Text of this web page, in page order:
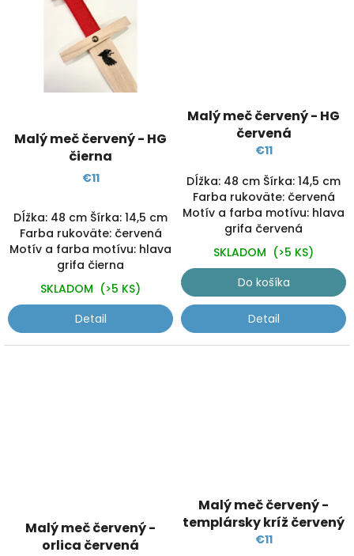
Malý meč červený - HG
čierna
€11
Dĺžka: 48 cm Šírka: 14,5 cm
Farba rukoväte: červená
Motív a farba motívu: hlava
grifa čierna
SKLADOM (>5 KS)
Detail
Malý meč červený - HG
červená
€11
Dĺžka: 48 cm Šírka: 14,5 cm
Farba rukoväte: červená
Motív a farba motívu: hlava
grifa červená
SKLADOM (>5 KS)
Do košíka
Detail
Malý meč červený -
orlica červená
Malý meč červený -
templársky kríž červený
€11